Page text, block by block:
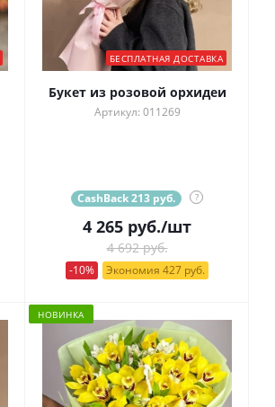
БЕСПЛАТНАЯ ДОСТАВКА
Букет из розовой орхидеи
Артикул: 011269
CashBack 213 руб. ?
4 265 руб./шт
4 692 руб.
-10% Экономия 427 руб.
НОВИНКА